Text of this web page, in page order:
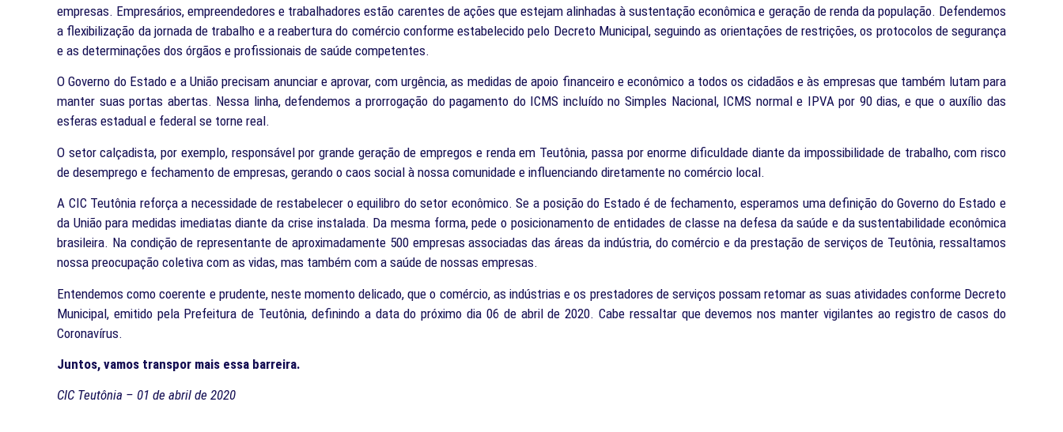
empresas. Empresários, empreendedores e trabalhadores estão carentes de ações que estejam alinhadas à sustentação econômica e geração de renda da população. Defendemos
a flexibilização da jornada de trabalho e a reabertura do comércio conforme estabelecido pelo Decreto Municipal, seguindo as orientações de restrições, os protocolos de segurança
e as determinações dos órgãos e profissionais de saúde competentes.
O Governo do Estado e a União precisam anunciar e aprovar, com urgência, as medidas de apoio financeiro e econômico a todos os cidadãos e às empresas que também lutam para
manter suas portas abertas. Nessa linha, defendemos a prorrogação do pagamento do ICMS incluído no Simples Nacional, ICMS normal e IPVA por 90 dias, e que o auxílio das
esferas estadual e federal se torne real.
O setor calçadista, por exemplo, responsável por grande geração de empregos e renda em Teutônia, passa por enorme dificuldade diante da impossibilidade de trabalho, com risco
de desemprego e fechamento de empresas, gerando o caos social à nossa comunidade e influenciando diretamente no comércio local.
A CIC Teutônia reforça a necessidade de restabelecer o equilibro do setor econômico. Se a posição do Estado é de fechamento, esperamos uma definição do Governo do Estado e
da União para medidas imediatas diante da crise instalada. Da mesma forma, pede o posicionamento de entidades de classe na defesa da saúde e da sustentabilidade econômica
brasileira. Na condição de representante de aproximadamente 500 empresas associadas das áreas da indústria, do comércio e da prestação de serviços de Teutônia, ressaltamos
nossa preocupação coletiva com as vidas, mas também com a saúde de nossas empresas.
Entendemos como coerente e prudente, neste momento delicado, que o comércio, as indústrias e os prestadores de serviços possam retomar as suas atividades conforme Decreto
Municipal, emitido pela Prefeitura de Teutônia, definindo a data do próximo dia 06 de abril de 2020. Cabe ressaltar que devemos nos manter vigilantes ao registro de casos do
Coronavírus.
Juntos, vamos transpor mais essa barreira.
CIC Teutônia – 01 de abril de 2020